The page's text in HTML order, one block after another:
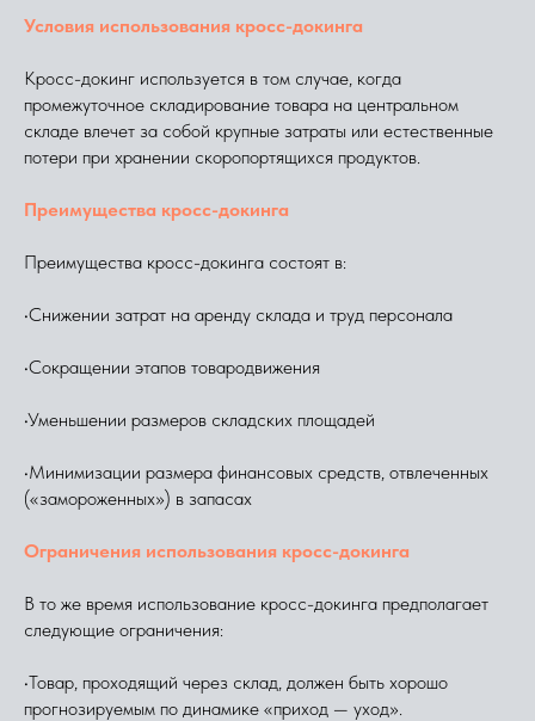
Условия использования кросс-докинга
Кросс-докинг используется в том случае, когда
промежуточное складирование товара на центральном
складе влечет за собой крупные затраты или естественные
потери при хранении скоропортящихся продуктов.
Преимущества кросс-докинга
Преимущества кросс-докинга состоят в:
•Снижении затрат на аренду склада и труд персонала
•Сокращении этапов товародвижения
•Уменьшении размеров складских площадей
•Минимизации размера финансовых средств, отвлеченных
(«замороженных») в запасах
Ограничения использования кросс-докинга
В то же время использование кросс-докинга предполагает
следующие ограничения:
•Товар, проходящий через склад, должен быть хорошо
прогнозируемым по динамике «приход — уход».